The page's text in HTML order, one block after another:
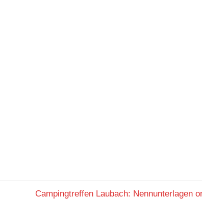
Nächster
Campingtreffen Laubach: Nennunterlagen